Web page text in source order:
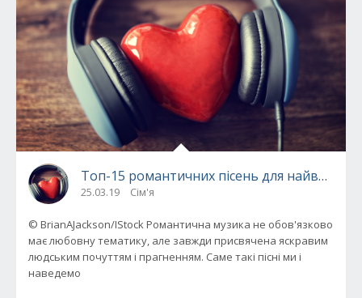
Топ-15 романтичних пісень для
25.03.19 Сім'я
© BrianAJackson/IStock Романтична музика не обов'язково
має любовну тематику, але завжди присвячена яскравим
людським почуттям і прагненням. Саме такі пісні ми і
наведемо